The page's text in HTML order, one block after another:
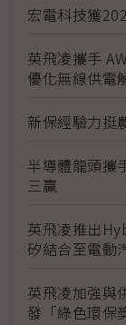
宏電科技獲
英飛凌攜手
優化無線供電
新保經驗力挺
半導體龍頭攜
三贏
英飛凌推出
矽結合至電動
英飛凌加強與
發「綠色環保